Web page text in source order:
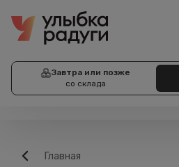
Завтра или позже
со склада
Главная